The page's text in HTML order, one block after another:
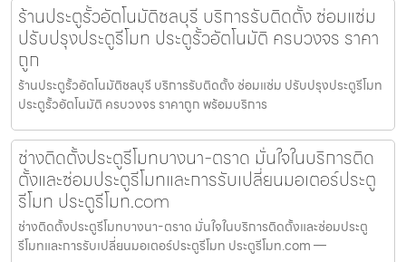
ร้านประตูรั้วอัตโนมัติชลบุรี บริการรับติดตั้ง ซ่อมแซ่ม
ปรับปรุงประตูรีโมท ประตูรั้วอัตโนมัติ ครบวงจร ราคา
ถูก
ร้านประตูรั้วอัตโนมัติชลบุรี บริการรับติดตั้ง ซ่อมแซ่ม ปรับปรุงประตูรีโมท
ประตูรั้วอัตโนมัติ ครบวงจร ราคาถูก พร้อมบริการ
ช่างติดตั้งประตูรีโมทบางนา-ตราด มั่นใจในบริการติด
ตั้งและซ่อมประตูรีโมทและการรับเปลี่ยนมอเตอร์ประตู
รีโมท ประตูรีโมท.com
ช่างติดตั้งประตูรีโมทบางนา-ตราด มั่นใจในบริการติดตั้งและซ่อมประตู
รีโมทและการรับเปลี่ยนมอเตอร์ประตูรีโมท ประตูรีโมท.com —